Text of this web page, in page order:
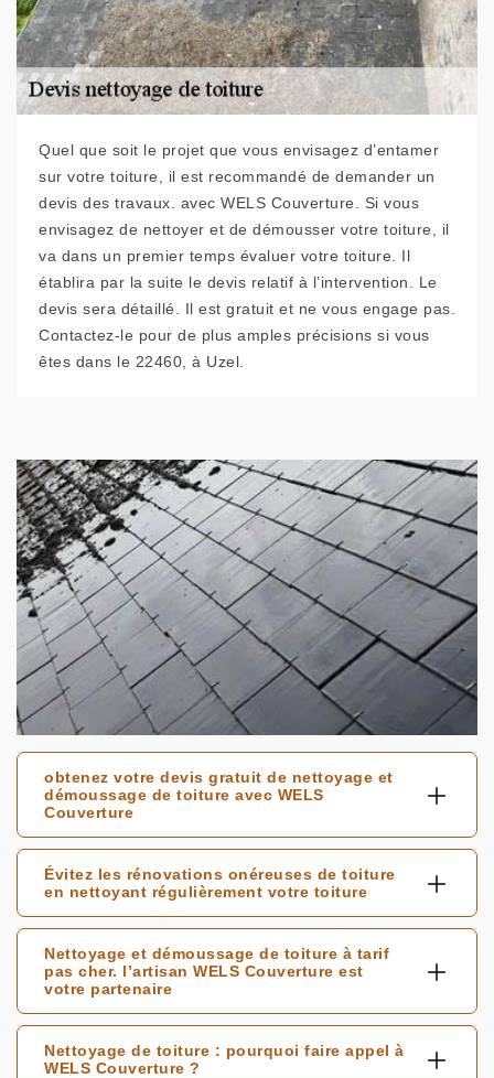
Quel que soit le projet que vous envisagez d’entamer
sur votre toiture, il est recommandé de demander un
devis des travaux. avec WELS Couverture. Si vous
envisagez de nettoyer et de démousser votre toiture, il
va dans un premier temps évaluer votre toiture. Il
établira par la suite le devis relatif à l’intervention. Le
devis sera détaillé. Il est gratuit et ne vous engage pas.
Contactez-le pour de plus amples précisions si vous
êtes dans le 22460, à Uzel.
obtenez votre devis gratuit de nettoyage et
démoussage de toiture avec WELS
Couverture
Évitez les rénovations onéreuses de toiture
en nettoyant régulièrement votre toiture
Nettoyage et démoussage de toiture à tarif
pas cher. l’artisan WELS Couverture est
votre partenaire
Nettoyage de toiture : pourquoi faire appel à
WELS Couverture ?